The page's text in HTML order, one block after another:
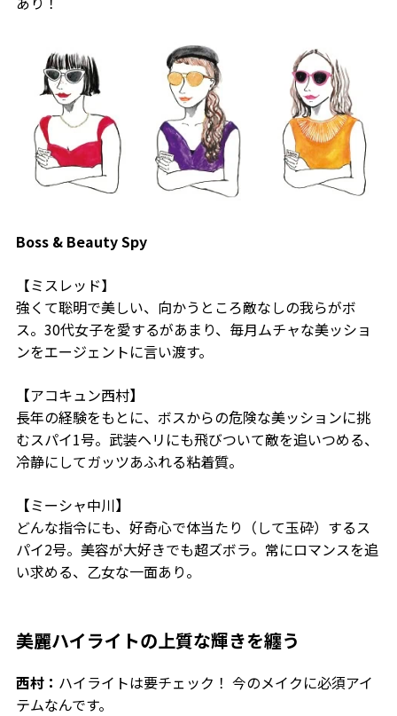
Boss & Beauty Spy
【ミスレッド】
強くて聡明で美しい、向かうところ敵なしの我らがボ
ス。30代女子を愛するがあまり、毎月ムチャな美ッショ
ンをエージェントに言い渡す。
【アコキュン西村】
長年の経験をもとに、ボスからの危険な美ッションに挑
むスパイ1号。武装ヘリにも飛びついて敵を追いつめる、
冷静にしてガッツあふれる粘着質。
【ミーシャ中川】
どんな指令にも、好奇心で体当たり（して玉砕）するス
パイ2号。美容が大好きでも超ズボラ。常にロマンスを追
い求める、乙女な一面あり。
美麗ハイライトの上質な輝きを纏う
西村： ハイライトは要チェック！ 今のメイクに必須アイ
テムなんです。